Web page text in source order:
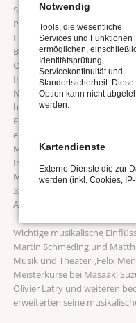
Sein Können hat Johannes
Preisen beim 6.
Friedrich-Walcker-Preis in
Boßler-Orgelwettbewerb in
Orgelwettbewerb um den
Internationalen Odoyevsky-
Northern Ireland
beim 8. Internationalen
Freiberg eindrucksvoll unter
er weitere Auszeichnungen
Mannheim, beim Deutschen
Internationalen Rheinberger
Mendelssohn Bartholdy
32. International Organ
Alumni der Studienstiftung
Wichtige musikalische
Martin Schmeding und
Musik und Theater „Felix
Meisterkurse bei Masaaki
Olivier Latry und weiteren
erweiterten seine
Notwendig
Tools, die wesentliche
Services und Funktionen
ermöglichen,
Identitätsprüfung,
Servicekontinuität und
Standortsicherheit. Diese
Option kann nicht
werden.
Kartendienste
Externe Dienste die zur
werden (inkl. Cookies,